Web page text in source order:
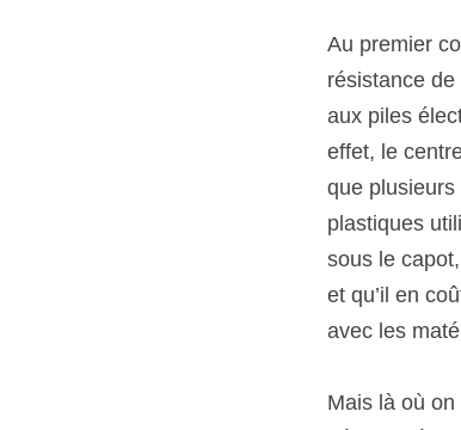
Au premier
résistance
aux piles
effet, le
que
plastiques
sous le
et qu’il en
avec les
Mais là où on